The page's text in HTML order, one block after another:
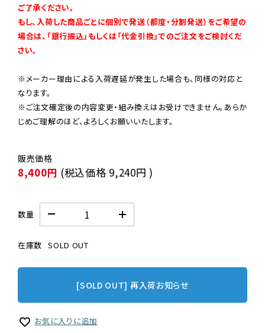
ご了承ください。
もし、入荷した商品ごとに個別で発送（都度・分割発送）をご希望の
場合は、「銀行振込」もしくは「代金引換」でのご注文をご検討くだ
さい。
※メーカー理由による入荷遅延が発生した場合も、同様の対応と
なります。
※ご注文確定後の内容変更・組み換えはお受けできません。あらか
じめご理解のほど、よろしくお願いいたします。
8,400円 (税込価格 9,240円 )
数量
在庫数 SOLD OUT
[SOLD OUT] 再入荷お知らせ
お気に入りに追加